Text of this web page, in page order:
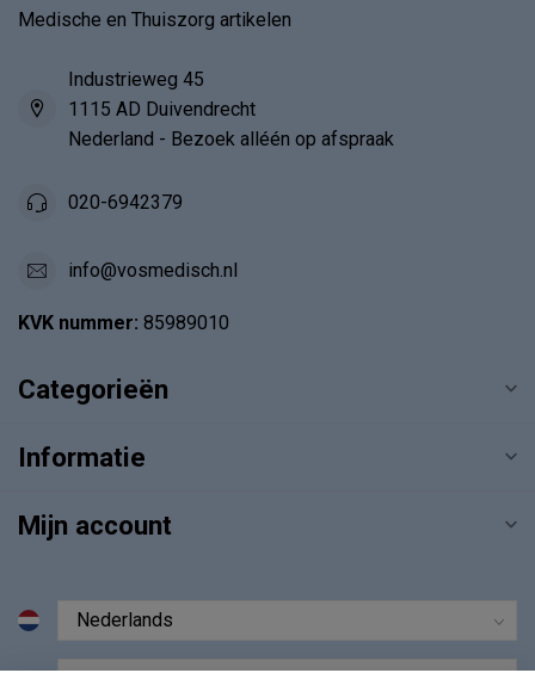
Medische en Thuiszorg artikelen
Industrieweg 45
1115 AD Duivendrecht
Nederland - Bezoek alléén op afspraak
020-6942379
info@vosmedisch.nl
KVK nummer: 85989010
Categorieën
Informatie
Mijn account